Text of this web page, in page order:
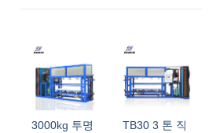
3000kg 투명
TB30 3 톤 직